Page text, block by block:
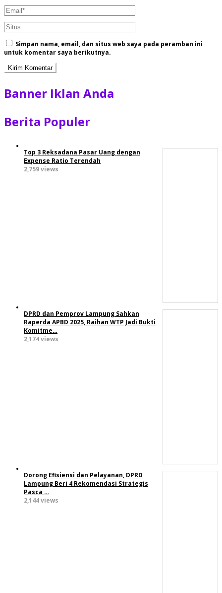
Simpan nama, email, dan situs web saya pada peramban ini
untuk komentar saya berikutnya.
Banner Iklan Anda
Berita Populer
Top 3 Reksadana Pasar Uang dengan
Expense Ratio Terendah
2,759 views
DPRD dan Pemprov Lampung Sahkan
Raperda APBD 2025, Raihan WTP Jadi Bukti
Komitme…
2,174 views
Dorong Efisiensi dan Pelayanan, DPRD
Lampung Beri 4 Rekomendasi Strategis
Pasca …
2,144 views